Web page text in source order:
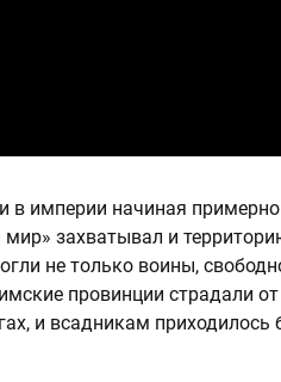
в империи начиная примерно
захватывал и
не только воины,
провинции страдали от
и всадникам приходилось